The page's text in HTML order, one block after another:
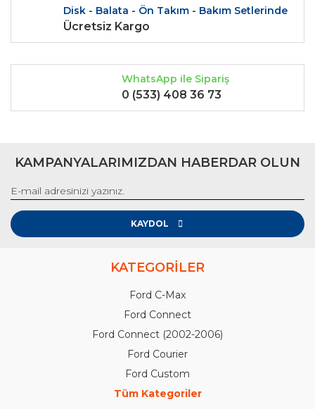
Gönder
Disk - Balata - Ön Takım - Bakım Setlerinde
Ücretsiz Kargo
WhatsApp ile Sipariş
0 (533) 408 36 73
KAMPANYALARIMIZDAN HABERDAR OLUN
KAYDOL
KATEGORİLER
Ford C-Max
Ford Connect
Ford Connect (2002-2006)
Ford Courier
Ford Custom
Tüm Kategoriler